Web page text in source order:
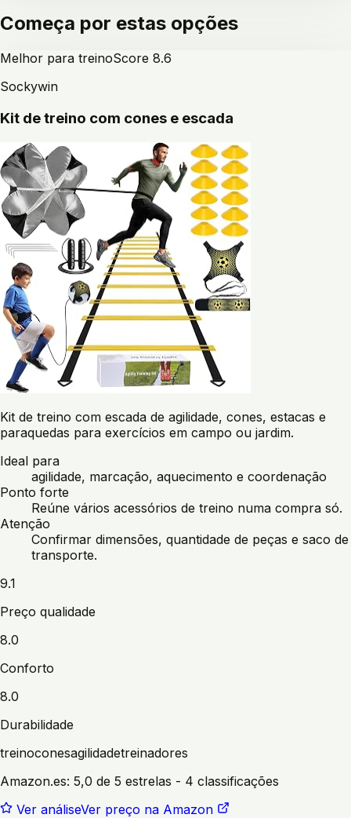
Começa por estas opções
Melhor para treinoScore 8.6
Sockywin
Kit de treino com cones e escada
Kit de treino com escada de agilidade, cones, estacas e
paraquedas para exercícios em campo ou jardim.
Ideal para
agilidade, marcação, aquecimento e coordenação
Ponto forte
Reúne vários acessórios de treino numa compra só.
Atenção
Confirmar dimensões, quantidade de peças e saco de
transporte.
9.1
Preço qualidade
8.0
Conforto
8.0
Durabilidade
treinoconesagilidadetreinadores
Amazon.es: 5,0 de 5 estrelas - 4 classificações
Ver análiseVer preço na Amazon